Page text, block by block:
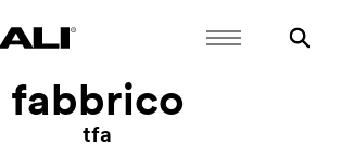
fabbrico
tfa